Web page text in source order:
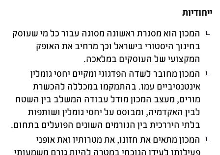
ייחודיות
המכון הוא מסגרת ראשונה מסוגה עבור כל מי שעוסק
בחינוך היסטורי בישראל וכך מרחיב את האופק
המקצועי של העוסקים במלאכה.
המכון מחובר לשדה הפדגוגי ומקיים יחסי גומלין
אינטנסיביים עמו. בהתמקמו במכללה להכשרת
מורים, מעצב המכון מודל עבודה המשלב בין השטח
לבין האקדמיה, ומבוסס על יחסי גומלין ושותפות
בלתי היררכית בין הגורמים השונים הפועלים בתחום.
המכון מתאים את חזונו, את מטרותיו ואת אופני
פעילותו לעידן הנוכחי במטרה להיות גורם משמעותי